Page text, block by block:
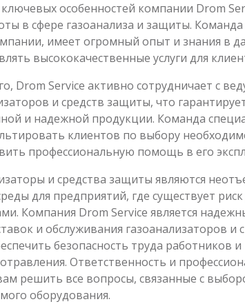
особенностей компании Drom
в сфере газоанализа и защиты.
имеет огромный опыт и знания в
высококачественные услуги для
Drom Service активно сотрудничает с
и средств защиты, что
и надежной продукции. Команда
клиентов по выбору
профессиональную помощь в его
и средства защиты являются
для предприятий, где существует
Компания Drom Service является
и обслуживания газоанализаторов
безопасность труда работников
Ответственность и
решить все вопросы, связанные с
оборудования.